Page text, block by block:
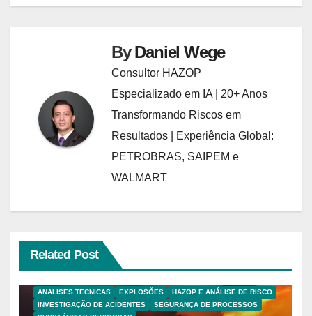
ByDaniel Wege
Consultor HAZOP
Especializado em IA | 20+ Anos
Transformando Riscos em
Resultados | Experiência Global:
PETROBRAS, SAIPEM e
WALMART
Related Post
ANALISES TECNICAS EXPLOSÕES
HAZOP E ANÁLISE DE RISCO
INVESTIGAÇÃO DE ACIDENTES
SEGURANÇA DE PROCESSOS